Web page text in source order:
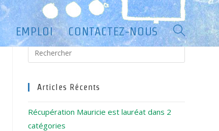
EMPLOI CONTACTEZ-NOUS Toggle
website
Press
Escape
Articles Récents
Récupération Mauricie est lauréat dans 2
catégories